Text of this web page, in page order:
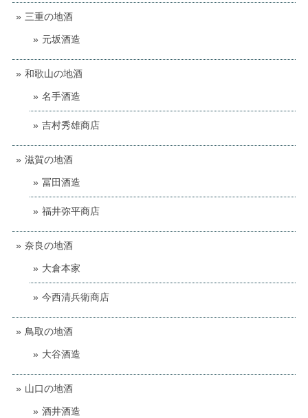
三重の地酒
元坂酒造
和歌山の地酒
名手酒造
吉村秀雄商店
滋賀の地酒
冨田酒造
福井弥平商店
奈良の地酒
大倉本家
今西清兵衛商店
鳥取の地酒
大谷酒造
山口の地酒
酒井酒造